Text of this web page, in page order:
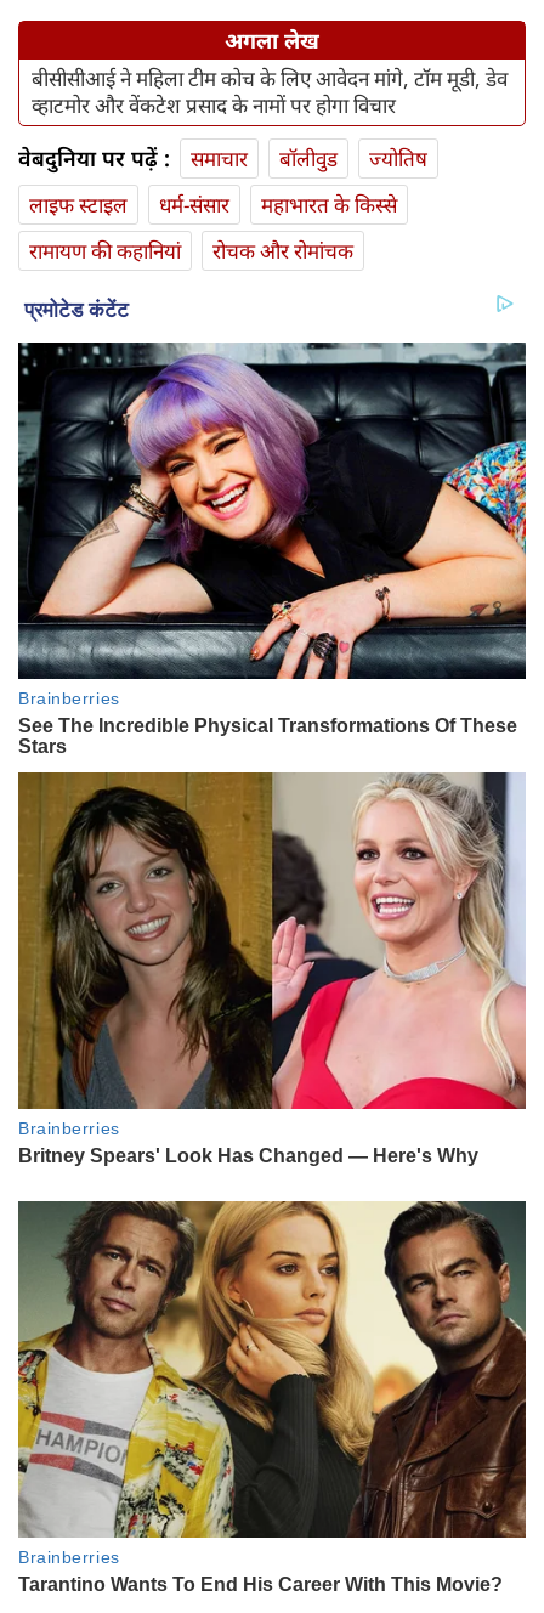
अगला लेख
बीसीसीआई ने महिला टीम कोच के लिए आवेदन मांगे, टॉम मूडी, डेव
व्हाटमोर और वेंकटेश प्रसाद के नामों पर होगा विचार
वेबदुनिया पर पढ़ें : समाचार बॉलीवुड
ज्योतिष
लाइफ स्‍टाइल
धर्म-संसार
महाभारत के किस्से
रामायण की कहानियां
रोचक और रोमांचक